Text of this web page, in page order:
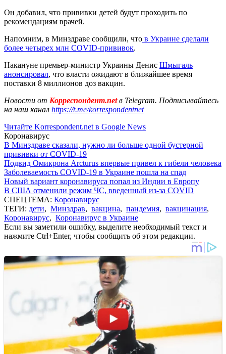
Он добавил, что прививки детей будут проходить по
рекомендациям врачей.
Напомним, в Минздраве сообщили, что в Украине сделали
более четырех млн COVID-прививок.
Накануне премьер-министр Украины Денис Шмыгаль
анонсировал, что власти ожидают в ближайшее время
поставки 8 миллионов доз вакцин.
Новости от Корреспондент.netв Telegram. Подписывайтесь
на наш канал https://t.me/korrespondentnet
Читайте Korrespondent.net в Google News
Коронавирус
В Минздраве сказали, нужно ли больше одной бустерной
прививки от COVID-19
Подвид Омикрона Arcturus впервые привел к гибели человека
Заболеваемость COVID-19 в Украине пошла на спад
Новый вариант коронавируса попал из Индии в Европу
В США отменили режим ЧС, введенный из-за COVID
СПЕЦТЕМА: Коронавирус
ТЕГИ: дети, Минздрав, вакцина, пандемия, вакцинация,
Коронавирус, Коронавирус в Украине
Если вы заметили ошибку, выделите необходимый текст и
нажмите Ctrl+Enter, чтобы сообщить об этом редакции.